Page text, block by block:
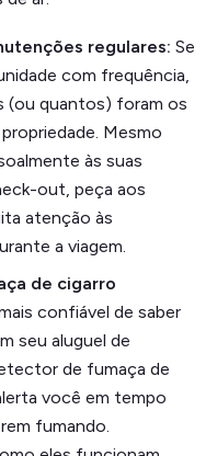
regulares: Se
com frequência,
(ou quantos) foram os
Mesmo
às suas
out, peça aos
atenção às
a viagem.
de cigarro
confiável de saber
seu aluguel de
de fumaça de
você em tempo
fumando.